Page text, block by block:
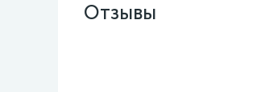
Отзывы